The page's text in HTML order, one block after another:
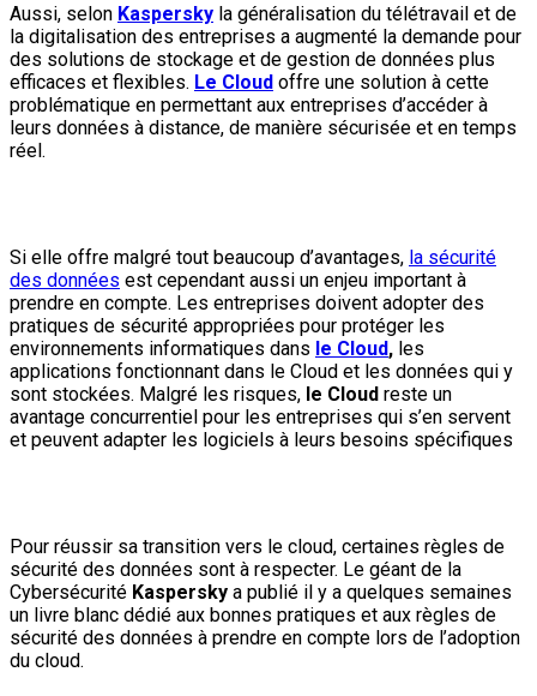
Aussi, selon Kaspersky la généralisation du télétravail et de
la digitalisation des entreprises a augmenté la demande pour
des solutions de stockage et de gestion de données plus
efficaces et flexibles. Le Cloud offre une solution à cette
problématique en permettant aux entreprises d’accéder à
leurs données à distance, de manière sécurisée et en temps
réel.
Si elle offre malgré tout beaucoup d’avantages, la sécurité
des données est cependant aussi un enjeu important à
prendre en compte. Les entreprises doivent adopter des
pratiques de sécurité appropriées pour protéger les
environnements informatiques dans le Cloud, les
applications fonctionnant dans le Cloud et les données qui y
sont stockées. Malgré les risques, le Cloud reste un
avantage concurrentiel pour les entreprises qui s’en servent
et peuvent adapter les logiciels à leurs besoins spécifiques
Pour réussir sa transition vers le cloud, certaines règles de
sécurité des données sont à respecter. Le géant de la
Cybersécurité Kaspersky a publié il y a quelques semaines
un livre blanc dédié aux bonnes pratiques et aux règles de
sécurité des données à prendre en compte lors de l’adoption
du cloud.